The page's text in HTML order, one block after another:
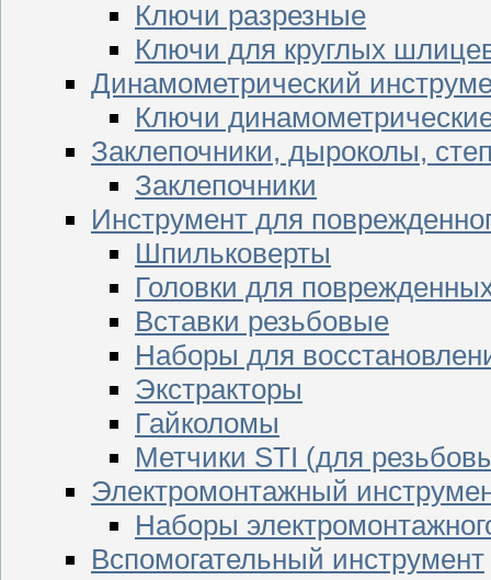
Ключи разрезные
Ключи для круглых
Динамометрический
Ключи
Заклепочники, дыроколы,
Заклепочники
Инструмент для
Шпильковерты
Головки для
Вставки резьбовые
Наборы для
Экстракторы
Гайколомы
Метчики STI (для
Электромонтажный
Наборы
Вспомогательный инструмент